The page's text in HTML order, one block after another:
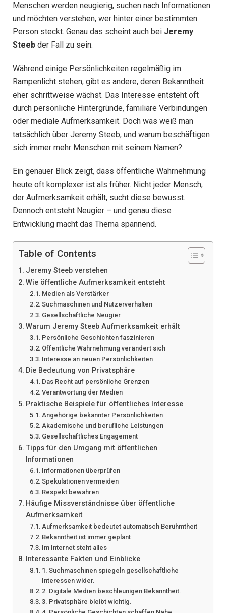
Menschen werden neugierig, suchen nach Informationen
und möchten verstehen, wer hinter einer bestimmten
Person steckt. Genau das scheint auch bei Jeremy
Steeb der Fall zu sein.
Während einige Persönlichkeiten regelmäßig im
Rampenlicht stehen, gibt es andere, deren Bekanntheit
eher schrittweise wächst. Das Interesse entsteht oft
durch persönliche Hintergründe, familiäre Verbindungen
oder mediale Aufmerksamkeit. Doch was weiß man
tatsächlich über Jeremy Steeb, und warum beschäftigen
sich immer mehr Menschen mit seinem Namen?
Ein genauer Blick zeigt, dass öffentliche Wahrnehmung
heute oft komplexer ist als früher. Nicht jeder Mensch,
der Aufmerksamkeit erhält, sucht diese bewusst.
Dennoch entsteht Neugier – und genau diese
Entwicklung macht das Thema spannend.
Table of Contents
Jeremy Steeb verstehen
Wie öffentliche Aufmerksamkeit entsteht
Medien als Verstärker
Suchmaschinen und Nutzerverhalten
Gesellschaftliche Neugier
Warum Jeremy Steeb Aufmerksamkeit erhält
Persönliche Geschichten faszinieren
Öffentliche Wahrnehmung verändert sich
Interesse an neuen Persönlichkeiten
Die Bedeutung von Privatsphäre
Das Recht auf persönliche Grenzen
Verantwortung der Medien
Praktische Beispiele für öffentliches Interesse
Angehörige bekannter Persönlichkeiten
Akademische und berufliche Leistungen
Gesellschaftliches Engagement
Tipps für den Umgang mit öffentlichen
Informationen
Informationen überprüfen
Spekulationen vermeiden
Respekt bewahren
Häufige Missverständnisse über öffentliche
Aufmerksamkeit
Aufmerksamkeit bedeutet automatisch Berühmtheit
Bekanntheit ist immer geplant
Im Internet steht alles
Interessante Fakten und Einblicke
1. Suchmaschinen spiegeln gesellschaftliche
Interessen wider.
2. Digitale Medien beschleunigen Bekanntheit.
3. Privatsphäre bleibt wichtig.